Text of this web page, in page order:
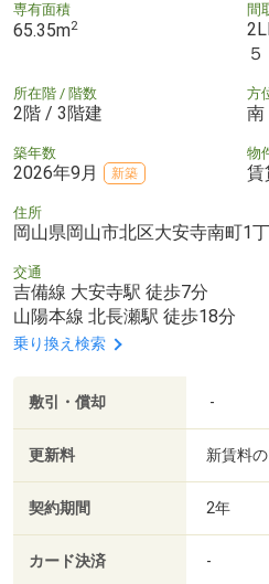
専有面積
65.35m2
間
所在階 / 階数
2階 / 3階建
方
南
築年数
2026年9月 新築
物
賃
住所
岡山県岡山市北区大安寺南町1
交通
吉備線 大安寺駅 徒歩7分
山陽本線 北長瀬駅 徒歩18分
乗り換え検索
敷引・償却 -
更新料 新賃料
契約期間 2年
カード決済 -